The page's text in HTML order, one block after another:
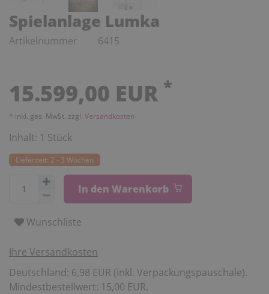
Spielanlage Lumka
Artikelnummer 6415
15.599,00 EUR *
* inkl. ges. MwSt. zzgl. Versandkosten
Inhalt: 1 Stück
Lieferzeit: 2 - 3 Wochen
In den Warenkorb
Wunschliste
Ihre Versandkosten
Deutschland: 6,98 EUR (inkl. Verpackungspauschale).
Mindestbestellwert: 15,00 EUR.